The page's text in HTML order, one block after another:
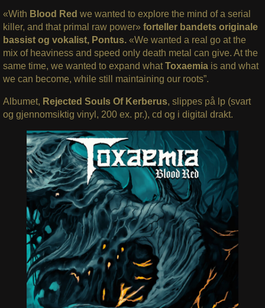
«With Blood Red we wanted to explore the mind of a serial
killer, and that primal raw power» forteller bandets originale
bassist og vokalist, Pontus.«We wanted a real go at the
mix of heaviness and speed only death metal can give. At the
same time, we wanted to expand whatToxaemia is and what
we can become, while still maintaining our roots”.
Albumet, Rejected Souls Of Kerberus, slippes på lp (svart
og gjennomsiktig vinyl, 200 ex. pr.), cd og i digital drakt.